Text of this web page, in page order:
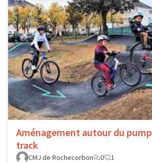
Aménagement autour du pump
track
CMJ de Rochecorbon
0 1